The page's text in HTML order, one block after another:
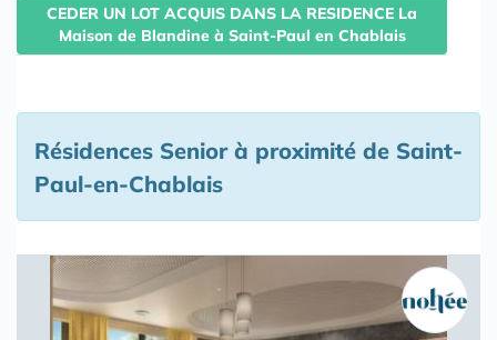
CEDER UN LOT ACQUIS DANS LA RESIDENCE La
Maison de Blandine à Saint-Paul en Chablais
Résidences Senior à proximité de Saint-
Paul-en-Chablais